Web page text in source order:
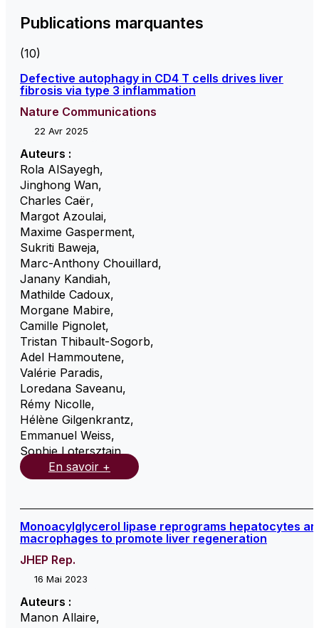
Publications marquantes
(10)
Defective autophagy in CD4 T cells drives liver
fibrosis via type 3 inflammation
Nature Communications
22 Avr 2025
Auteurs :
Rola AlSayegh,
Jinghong Wan,
Charles Caër,
Margot Azoulai,
Maxime Gasperment,
Sukriti Baweja,
Marc-Anthony Chouillard,
Janany Kandiah,
Mathilde Cadoux,
Morgane Mabire,
Camille Pignolet,
Tristan Thibault-Sogorb,
Adel Hammoutene,
Valérie Paradis,
Loredana Saveanu,
Rémy Nicolle,
Hélène Gilgenkrantz,
Emmanuel Weiss,
Sophie Lotersztajn,
En savoir +
Monoacylglycerol lipase reprograms hepatocytes
macrophages to promote liver regeneration
JHEP Rep.
16 Mai 2023
Auteurs :
Manon Allaire,